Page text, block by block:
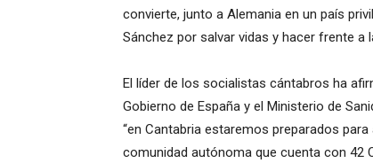
convierte, junto a Alemania en un país
Sánchez por salvar vidas y hacer frente a
El líder de los socialistas cántabros ha
Gobierno de España y el Ministerio de
“en Cantabria estaremos preparados
comunidad autónoma que cuenta con 42